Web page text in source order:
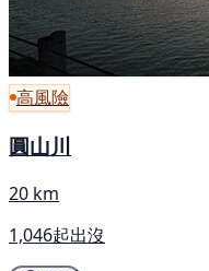
高風險
圓山川
20 km
1,046起出沒